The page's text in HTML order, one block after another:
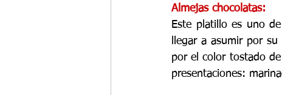
Almejas chocolatas:
Este platillo es uno
llegar a asumir por
por el color tostado
presentaciones: